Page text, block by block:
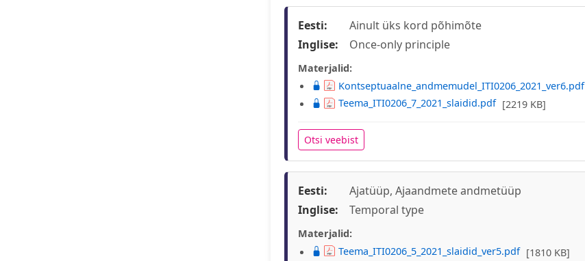
Eesti:
Ainult üks kord põhimõte
Inglise:
Once-only principle
Materjalid:
Kontseptuaalne_andmemudel_ITI0206_2021_ver6.pdf
Teema_ITI0206_7_2021_slaidid.pdf [2219 KB]
Otsi veebist
Eesti:
Ajatüüp, Ajaandmete andmetüüp
Inglise:
Temporal type
Materjalid:
Teema_ITI0206_5_2021_slaidid_ver5.pdf [1810 KB]